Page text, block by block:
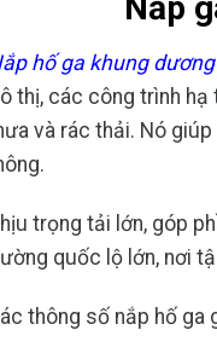
Nắp
hố ga khung dương
thị, các công trình hạ
và rác thải. Nó
trọng tải lớn, góp
quốc lộ lớn, nơi
thông số nắp hố ga